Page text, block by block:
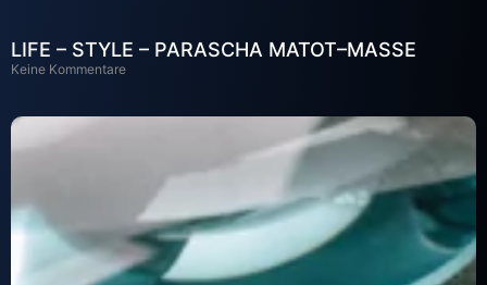
LIFE – STYLE – PARASCHA MATOT–MASSE
Keine Kommentare